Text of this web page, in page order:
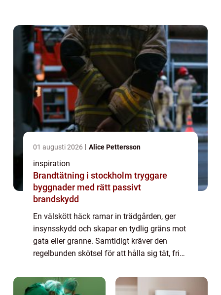
01 augusti 2026 Alice Pettersson
inspiration
Brandtätning i stockholm tryggare
byggnader med rätt passivt
brandskydd
En välskött häck ramar in trädgården, ger
insynsskydd och skapar en tydlig gräns mot
gata eller granne. Samtidigt kräver den
regelbunden skötsel för att hålla sig tät, frisk
på när, hur och hur ofta häcken ...